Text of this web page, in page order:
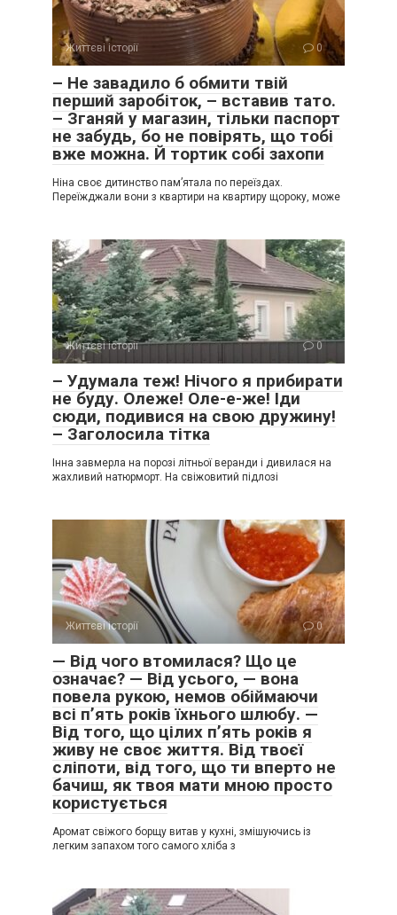
Життєві історії 0
– Не завадило б обмити твій
перший заробіток, – вставив тато.
– Зганяй у магазин, тільки паспорт
не забудь, бо не повірять, що тобі
вже можна. Й тортик собі захопи
Ніна своє дитинство пам’ятала по переїздах.
Переїжджали вони з квартири на квартиру щороку, може
Життєві історії 0
– Удумала теж! Нічого я прибирати
не буду. Олеже! Оле-е-же! Іди
сюди, подивися на свою дружину!
– Заголосила тітка
Інна завмерла на порозі літньої веранди і дивилася на
жахливий натюрморт. На свіжовитий підлозі
Життєві історії 0
— Від чого втомилася? Що це
означає? — Від усього, — вона
повела рукою, немов обіймаючи
всі п’ять років їхнього шлюбу. —
Від того, що цілих п’ять років я
живу не своє життя. Від твоєї
сліпоти, від того, що ти вперто не
бачиш, як твоя мати мною просто
користується
Аромат свіжого борщу витав у кухні, змішуючись із
легким запахом того самого хліба з